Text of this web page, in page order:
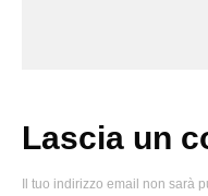
Lascia un
Il tuo indirizzo email non sarà